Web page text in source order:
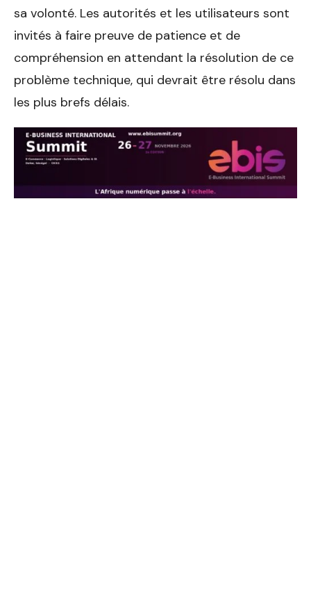
sa volonté. Les autorités et les utilisateurs sont
invités à faire preuve de patience et de
compréhension en attendant la résolution de ce
problème technique, qui devrait être résolu dans
les plus brefs délais.